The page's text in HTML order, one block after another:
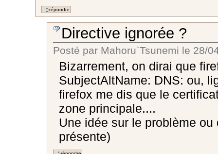
Directive ignorée ?
Posté par Mahoru`Tsunemi le 28/
Bizarrement, on dirai que
SubjectAltName: DNS: ou,
firefox me dis que le
zone principale....
Une idée sur le problème
présente)